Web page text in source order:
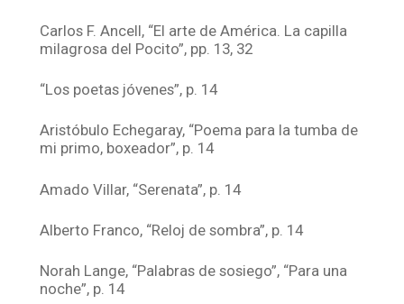
Carlos F. Ancell, “El arte de América. La capilla
milagrosa del Pocito”, pp. 13, 32
“Los poetas jóvenes”, p. 14
Aristóbulo Echegaray, “Poema para la tumba de
mi primo, boxeador”, p. 14
Amado Villar, “Serenata”, p. 14
Alberto Franco, “Reloj de sombra”, p. 14
Norah Lange, “Palabras de sosiego”, “Para una
noche”, p. 14